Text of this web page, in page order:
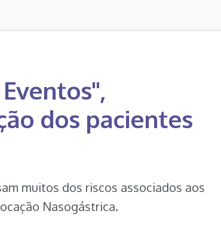
dos pacientes
muitos dos riscos associados aos
Nasogástrica.